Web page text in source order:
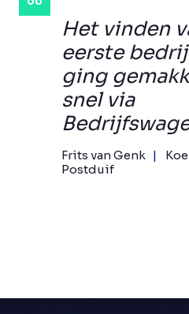
Het vinden
eerste
ging
snel via
Frits van Genk
Postduif